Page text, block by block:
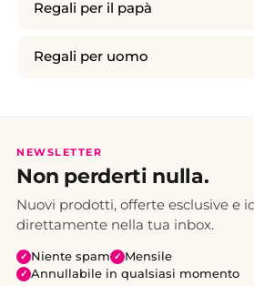
Regali per il papà
Regali per uomo
NEWSLETTER
Non perderti nulla.
Nuovi prodotti, offerte esclusive e
direttamente nella tua inbox.
✓ Niente spam ✓ Mensile
✓ Annullabile in qualsiasi momento